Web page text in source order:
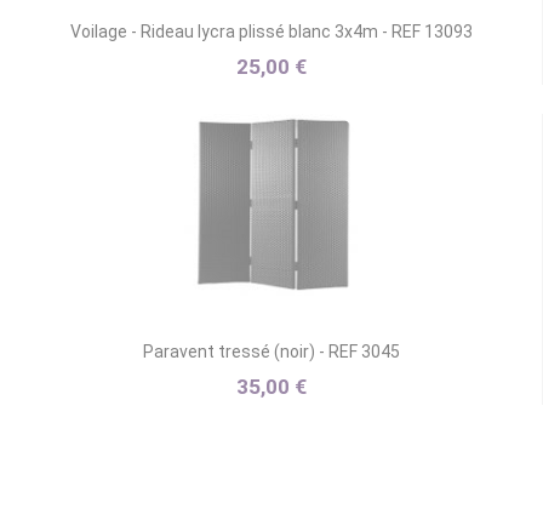
Voilage - Rideau lycra plissé blanc 3x4m - REF 13093
25,00 €
Paravent tressé (noir) - REF 3045
35,00 €